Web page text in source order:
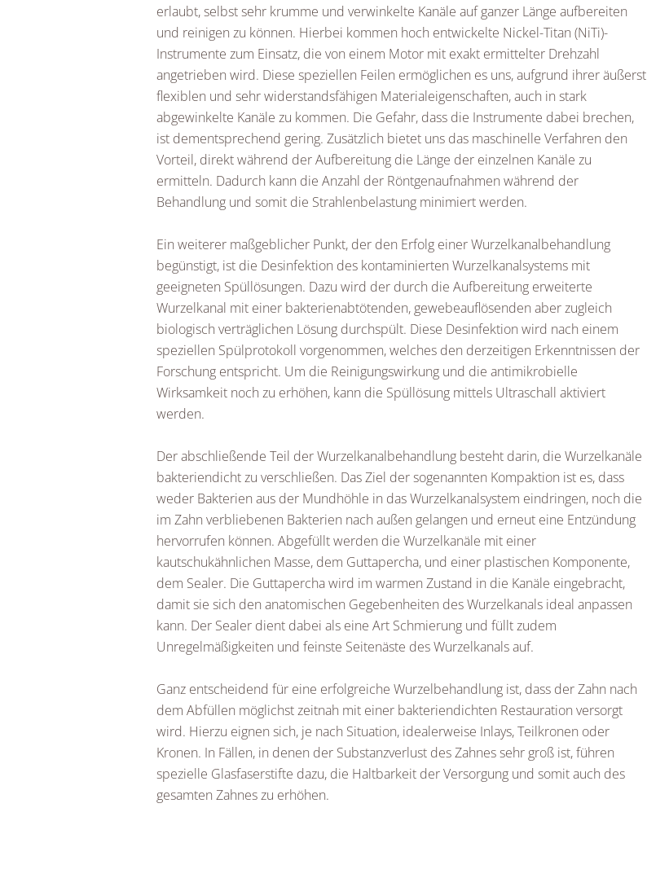
erlaubt, selbst sehr krumme und verwinkelte Kanäle auf ganzer Länge aufbereiten
und reinigen zu können. Hierbei kommen hoch entwickelte Nickel-Titan (NiTi)-
Instrumente zum Einsatz, die von einem Motor mit exakt ermittelter Drehzahl
angetrieben wird. Diese speziellen Feilen ermöglichen es uns, aufgrund ihrer äußerst
flexiblen und sehr widerstandsfähigen Materialeigenschaften, auch in stark
abgewinkelte Kanäle zu kommen. Die Gefahr, dass die Instrumente dabei brechen,
ist dementsprechend gering. Zusätzlich bietet uns das maschinelle Verfahren den
Vorteil, direkt während der Aufbereitung die Länge der einzelnen Kanäle zu
ermitteln. Dadurch kann die Anzahl der Röntgenaufnahmen während der
Behandlung und somit die Strahlenbelastung minimiert werden.
Ein weiterer maßgeblicher Punkt, der den Erfolg einer Wurzelkanalbehandlung
begünstigt, ist die Desinfektion des kontaminierten Wurzelkanalsystems mit
geeigneten Spüllösungen. Dazu wird der durch die Aufbereitung erweiterte
Wurzelkanal mit einer bakterienabtötenden, gewebeauflösenden aber zugleich
biologisch verträglichen Lösung durchspült. Diese Desinfektion wird nach einem
speziellen Spülprotokoll vorgenommen, welches den derzeitigen Erkenntnissen der
Forschung entspricht. Um die Reinigungswirkung und die antimikrobielle
Wirksamkeit noch zu erhöhen, kann die Spüllösung mittels Ultraschall aktiviert
werden.
Der abschließende Teil der Wurzelkanalbehandlung besteht darin, die Wurzelkanäle
bakteriendicht zu verschließen. Das Ziel der sogenannten Kompaktion ist es, dass
weder Bakterien aus der Mundhöhle in das Wurzelkanalsystem eindringen, noch die
im Zahn verbliebenen Bakterien nach außen gelangen und erneut eine Entzündung
hervorrufen können. Abgefüllt werden die Wurzelkanäle mit einer
kautschukähnlichen Masse, dem Guttapercha, und einer plastischen Komponente,
dem Sealer. Die Guttapercha wird im warmen Zustand in die Kanäle eingebracht,
damit sie sich den anatomischen Gegebenheiten des Wurzelkanals ideal anpassen
kann. Der Sealer dient dabei als eine Art Schmierung und füllt zudem
Unregelmäßigkeiten und feinste Seitenäste des Wurzelkanals auf.
Ganz entscheidend für eine erfolgreiche Wurzelbehandlung ist, dass der Zahn nach
dem Abfüllen möglichst zeitnah mit einer bakteriendichten Restauration versorgt
wird. Hierzu eignen sich, je nach Situation, idealerweise Inlays, Teilkronen oder
Kronen. In Fällen, in denen der Substanzverlust des Zahnes sehr groß ist, führen
spezielle Glasfaserstifte dazu, die Haltbarkeit der Versorgung und somit auch des
gesamten Zahnes zu erhöhen.